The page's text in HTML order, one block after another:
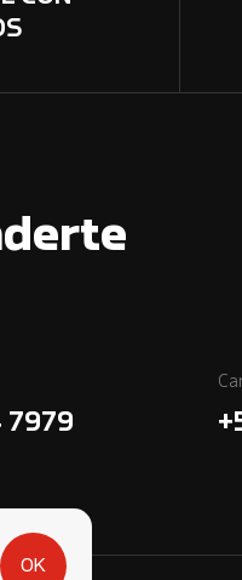
7979
OK